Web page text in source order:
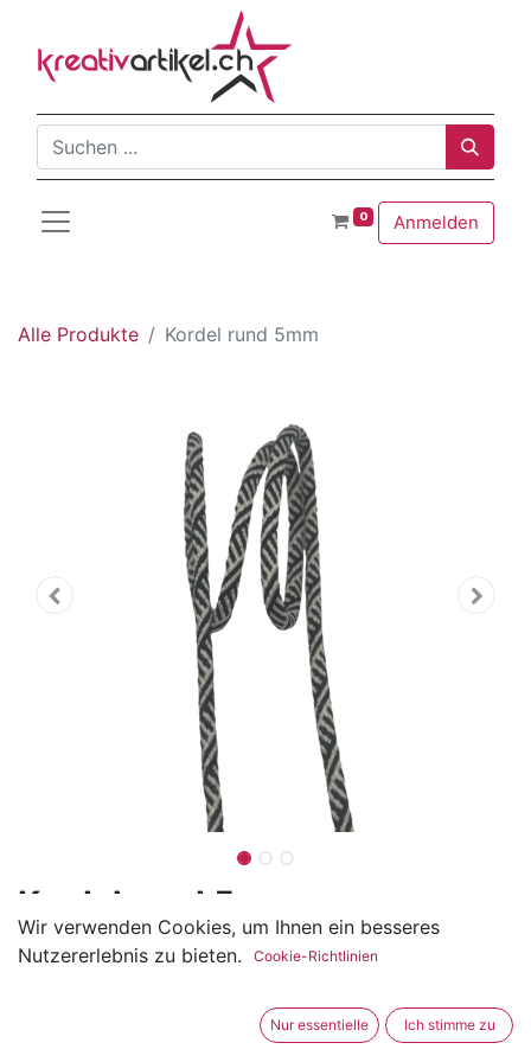
0 Anmelden
Alle Produkte Kordel rund 5mm
Kordel rund 5mm
(0 Rezension)
Ideal für Hoodie, Kapuzen, Tasche und vieles mehr.
Wir verwenden Cookies, um Ihnen ein besseres
Nutzererlebnis zu bieten.
Cookie-Richtlinien
Nur essentielle Ich stimme zu